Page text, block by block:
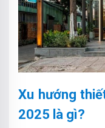
Xu hướng
2025 là gì?